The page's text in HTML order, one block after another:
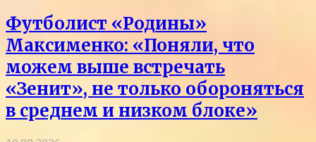
Футболист «Родины»
Максименко: «Поняли, что
можем выше встречать
«Зенит», не только обороняться
в среднем и низком блоке»